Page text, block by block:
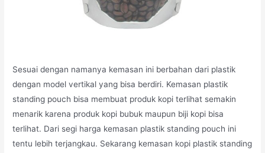
Sesuai dengan namanya kemasan ini berbahan dari plastik
dengan model vertikal yang bisa berdiri. Kemasan plastik
standing pouch bisa membuat produk kopi terlihat semakin
menarik karena produk kopi bubuk maupun biji kopi bisa
terlihat. Dari segi harga kemasan plastik standing pouch ini
tentu lebih terjangkau. Sekarang kemasan kopi plastik standing